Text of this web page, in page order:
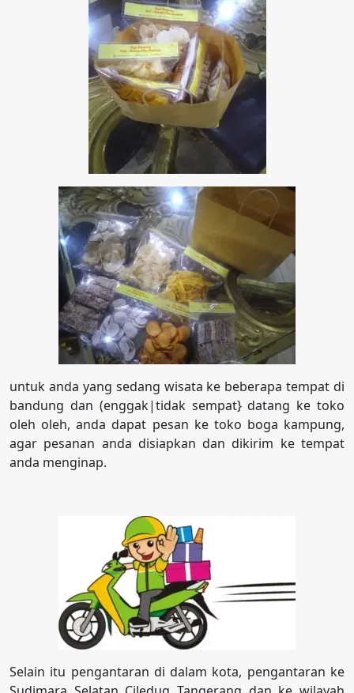
untuk anda yang sedang wisata ke beberapa tempat di
bandung dan (enggak|tidak sempat} datang ke toko
oleh oleh, anda dapat pesan ke toko boga kampung,
agar pesanan anda disiapkan dan dikirim ke tempat
anda menginap.
Selain itu pengantaran di dalam kota, pengantaran ke